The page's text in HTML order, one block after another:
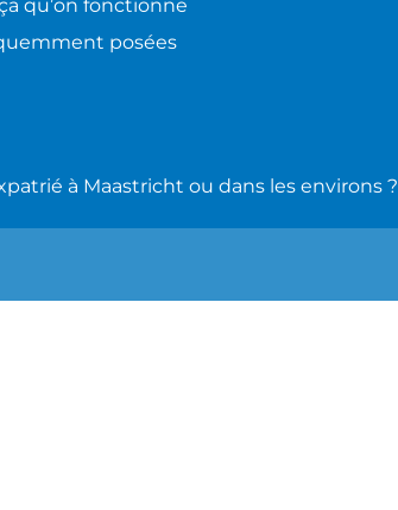
qu’on fonctionne
posées
à Maastricht ou dans les environs ?